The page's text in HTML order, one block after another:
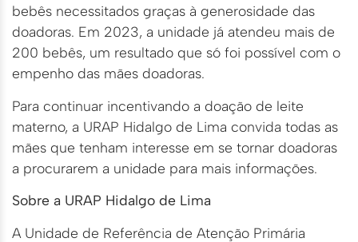
bebês necessitados graças à generosidade das
doadoras. Em 2023, a unidade já atendeu mais de
200 bebês, um resultado que só foi possível com o
empenho das mães doadoras.
Para continuar incentivando a doação de leite
materno, a URAP Hidalgo de Lima convida todas as
mães que tenham interesse em se tornar doadoras
a procurarem a unidade para mais informações.
Sobre a URAP Hidalgo de Lima
A Unidade de Referência de Atenção Primária